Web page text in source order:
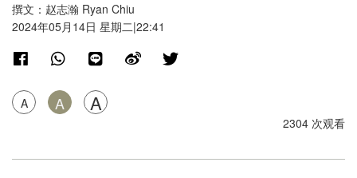
撰文：赵志瀚 Ryan Chiu
2024年05月14日 星期二|22:41
A A A
2304 次观看